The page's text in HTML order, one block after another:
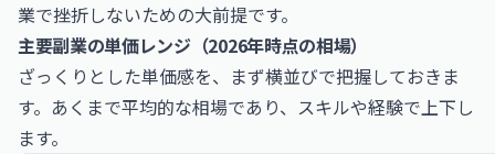
業で挫折しないための大前提です。
主要副業の単価レンジ（2026年時点の相場）
ざっくりとした単価感を、まず横並びで把握しておきま
す。あくまで平均的な相場であり、スキルや経験で上下し
ます。